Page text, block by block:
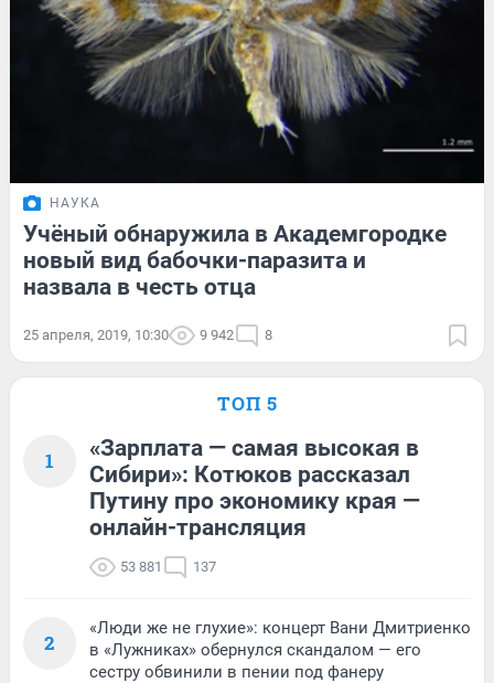
НАУКА
Учёный обнаружила в Академгородке
новый вид бабочки-паразита и
назвала в честь отца
25 апреля, 2019, 10:30 9 942 8
ТОП 5
1
«Зарплата — самая высокая в
Сибири»: Котюков рассказал
Путину про экономику края —
онлайн-трансляция
53 881 137
2
«Люди же не глухие»: концерт Вани Дмитриенко
в «Лужниках» обернулся скандалом — его
сестру обвинили в пении под фанеру